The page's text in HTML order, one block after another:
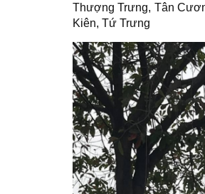
Thượng Trưng, Tân
Kiên, Tứ Trưng